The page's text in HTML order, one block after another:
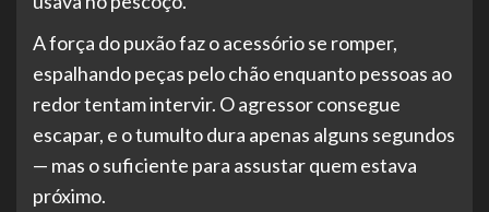
A força do puxão faz o acessório se romper,
espalhando peças pelo chão enquanto pessoas ao
redor tentam intervir. O agressor consegue
escapar, e o tumulto dura apenas alguns segundos
— mas o suficiente para assustar quem estava
próximo.